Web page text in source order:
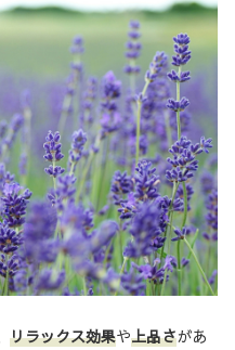
リラックス効果や上品さがあ